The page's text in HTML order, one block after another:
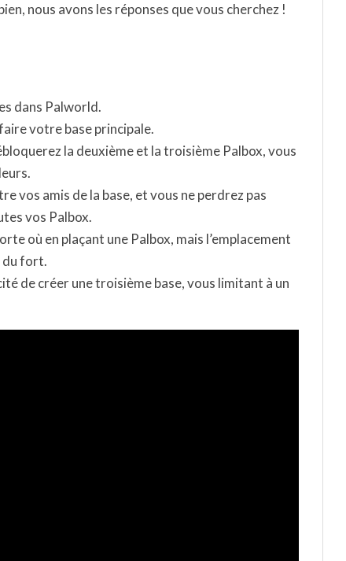
nous avons les réponses que vous cherchez !
dans Palworld.
votre base principale.
la deuxième et la troisième Palbox, vous
vos amis de la base, et vous ne perdrez pas
vos Palbox.
où en plaçant une Palbox, mais l’emplacement
du fort.
de créer une troisième base, vous limitant à un